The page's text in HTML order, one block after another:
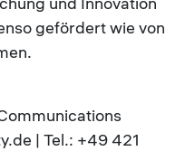
gefördert wie von
| Tel.: +49 421